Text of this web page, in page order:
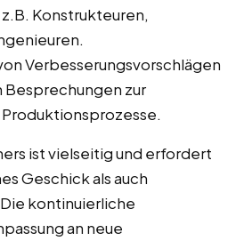
Konstrukteuren,
Verbesserungsvorschlägen
Besprechungen zur
ist vielseitig und erfordert
Geschick als auch
kontinuierliche
an neue